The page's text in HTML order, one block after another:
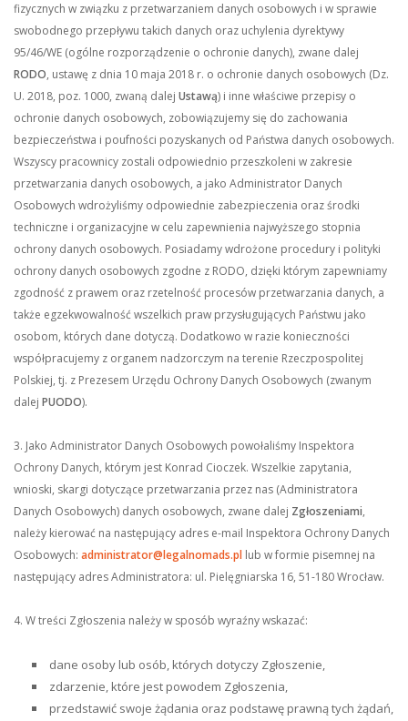
fizycznych w związku z przetwarzaniem danych osobowych i w sprawie
swobodnego przepływu takich danych oraz uchylenia dyrektywy
95/46/WE (ogólne rozporządzenie o ochronie danych), zwane dalej
RODO, ustawę z dnia 10 maja 2018 r. o ochronie danych osobowych (Dz.
U. 2018, poz. 1000, zwaną dalej Ustawą) i inne właściwe przepisy o
ochronie danych osobowych, zobowiązujemy się do zachowania
bezpieczeństwa i poufności pozyskanych od Państwa danych osobowych.
Wszyscy pracownicy zostali odpowiednio przeszkoleni w zakresie
przetwarzania danych osobowych, a jako Administrator Danych
Osobowych wdrożyliśmy odpowiednie zabezpieczenia oraz środki
techniczne i organizacyjne w celu zapewnienia najwyższego stopnia
ochrony danych osobowych. Posiadamy wdrożone procedury i polityki
ochrony danych osobowych zgodne z RODO, dzięki którym zapewniamy
zgodność z prawem oraz rzetelność procesów przetwarzania danych, a
także egzekwowalność wszelkich praw przysługujących Państwu jako
osobom, których dane dotyczą. Dodatkowo w razie konieczności
współpracujemy z organem nadzorczym na terenie Rzeczpospolitej
Polskiej, tj. z Prezesem Urzędu Ochrony Danych Osobowych (zwanym
dalej PUODO).
3. Jako Administrator Danych Osobowych powołaliśmy Inspektora
Ochrony Danych, którym jest Konrad Cioczek. Wszelkie zapytania,
wnioski, skargi dotyczące przetwarzania przez nas (Administratora
Danych Osobowych) danych osobowych, zwane dalej Zgłoszeniami,
należy kierować na następujący adres e-mail Inspektora Ochrony Danych
Osobowych: administrator@legalnomads.pl lub w formie pisemnej na
następujący adres Administratora: ul. Pielęgniarska 16, 51-180 Wrocław.
4. W treści Zgłoszenia należy w sposób wyraźny wskazać:
dane osoby lub osób, których dotyczy Zgłoszenie,
zdarzenie, które jest powodem Zgłoszenia,
przedstawić swoje żądania oraz podstawę prawną tych żądań,